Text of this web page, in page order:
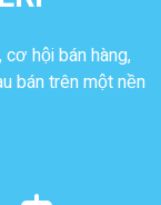
hội bán hàng,
bán trên một nền